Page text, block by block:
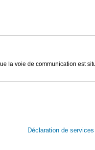
la voie de communication est
Déclaration de